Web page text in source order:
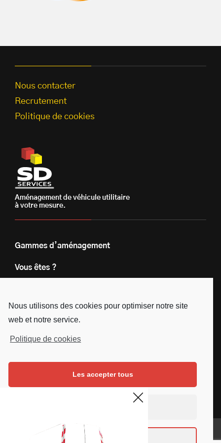
Nous utilisons des cookies pour optimiser notre site
web et notre service.
Politique de cookies
Les accepter tous
Voir les préférences
Nous contacter
Recrutement
Politique de cookies
Aménagement de véhicule utilitaire
à votre mesure.
Gammes d’aménagement
Vous êtes ?
Le groupe
Instagram
Linkedin
Youtube
Mentions légales